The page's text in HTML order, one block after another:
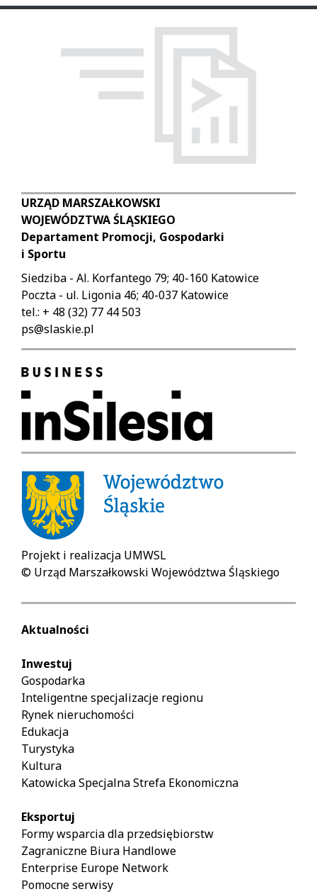
URZĄD MARSZAŁKOWSKI
WOJEWÓDZTWA ŚLĄSKIEGO
Departament Promocji, Gospodarki
i Sportu
Siedziba - Al. Korfantego 79; 40-160 Katowice
Poczta - ul. Ligonia 46; 40-037 Katowice
tel.: + 48 (32) 77 44 503
ps@slaskie.pl
Projekt i realizacja UMWSL
© Urząd Marszałkowski Województwa Śląskiego
Aktualności
Inwestuj
Gospodarka
Inteligentne specjalizacje regionu
Rynek nieruchomości
Edukacja
Turystyka
Kultura
Katowicka Specjalna Strefa Ekonomiczna
Eksportuj
Formy wsparcia dla przedsiębiorstw
Zagraniczne Biura Handlowe
Enterprise Europe Network
Pomocne serwisy